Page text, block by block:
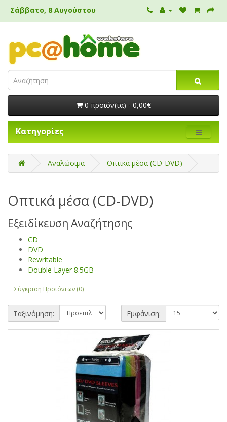
Σάββατο, 8 Αυγούστου
0 προϊόν(τα) - 0,00€
Κατηγορίες
Αναλώσιμα Οπτικά μέσα (CD-DVD)
Οπτικά μέσα (CD-DVD)
Εξειδίκευση Αναζήτησης
CD
DVD
Rewritable
Double Layer 8.5GB
Σύγκριση Προϊόντων (0)
Ταξινόμηση: Εμφάνιση: